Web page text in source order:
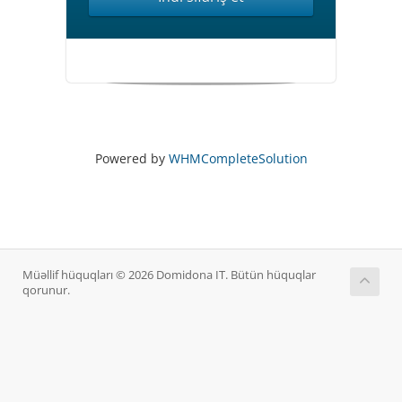
Powered by WHMCompleteSolution
Müəllif hüquqları © 2026 Domidona IT. Bütün hüquqlar
qorunur.